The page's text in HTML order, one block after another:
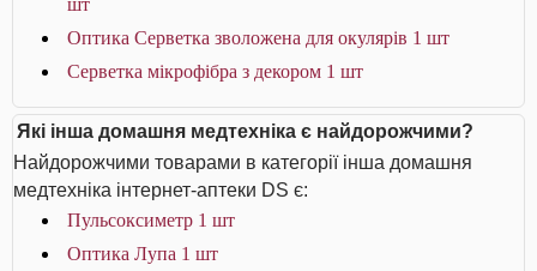
шт
Оптика Серветка зволожена для окулярів 1 шт
Серветка мікрофібра з декором 1 шт
Які інша домашня медтехніка є найдорожчими?
Найдорожчими товарами в категорії інша домашня
медтехніка інтернет-аптеки DS є:
Пульсоксиметр 1 шт
Оптика Лупа 1 шт